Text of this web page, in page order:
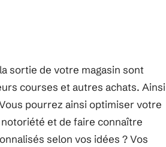
sortie de votre magasin sont
courses et autres achats. Ainsi
pourrez ainsi optimiser votre
et de faire connaître
selon vos idées ? Vos